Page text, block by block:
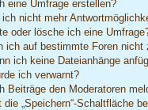
eine Umfrage erstellen?
nicht mehr
oder lösche ich eine
ich auf bestimmte Foren nicht
ich keine Dateianhänge
ich verwarnt?
Beiträge den Moderatoren
die „Speichern“-Schaltfläche